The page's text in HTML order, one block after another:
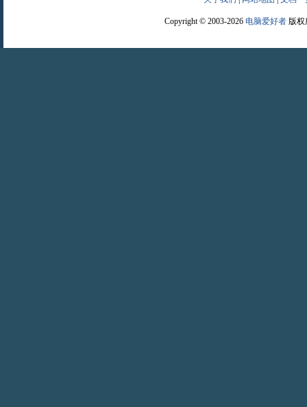
Copyright © 2003-2026 电脑爱好者版权